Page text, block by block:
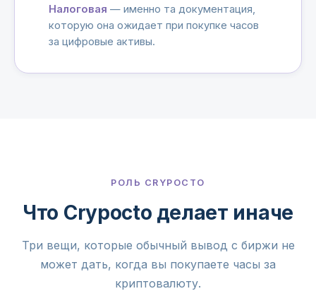
Налоговая — именно та документация,
которую она ожидает при покупке часов
за цифровые активы.
РОЛЬ CRYPOCTO
Что Crypocto делает иначе
Три вещи, которые обычный вывод с биржи не
может дать, когда вы покупаете часы за
криптовалюту.